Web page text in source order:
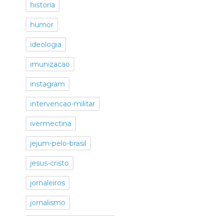
historia
humor
ideologia
imunizacao
instagram
intervencao-militar
ivermectina
jejum-pelo-brasil
jesus-cristo
jornaleiros
jornalismo